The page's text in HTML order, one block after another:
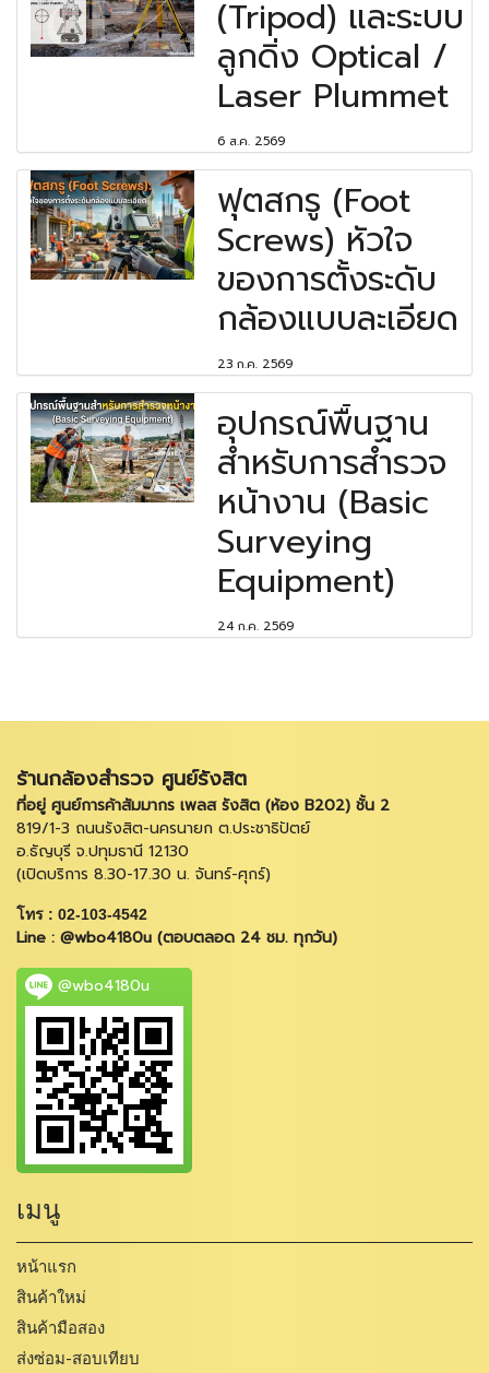
(Tripod) และระบบ
ลูกดิ่ง Optical /
Laser Plummet
6 ส.ค. 2569
ฟุตสกรู (Foot
Screws) หัวใจ
ของการตั้งระดับ
กล้องแบบละเอียด
23 ก.ค. 2569
อุปกรณ์พื้นฐาน
สำหรับการสำรวจ
หน้างาน (Basic
Surveying
Equipment)
24 ก.ค. 2569
ร้านกล้องสำรวจ ศูนย์รังสิต
ที่อยู่ ศูนย์การค้าสัมมากร เพลส รังสิต (ห้อง B202) ชั้น 2
819/1-3 ถนนรังสิต-นครนายก ต.ประชาธิปัตย์
อ.ธัญบุรี จ.ปทุมธานี 12130
(เปิดบริการ 8.30-17.30 น. จันทร์-ศุกร์)
โทร : 02-103-4542
Line : @wbo4180u (ตอบตลอด 24 ชม. ทุกวัน)
@wbo4180u
เมนู
หน้าแรก
สินค้าใหม่
สินค้ามือสอง
ส่งซ่อม-สอบเทียบ